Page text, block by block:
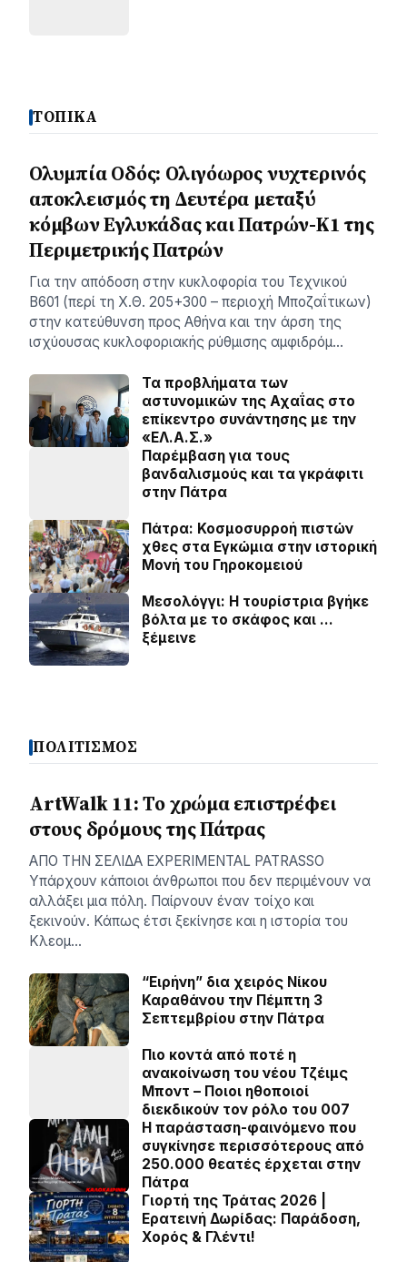
ΤΟΠΙΚΑ
Ολυμπία Οδός: Ολιγόωρος νυχτερινός
αποκλεισμός τη Δευτέρα μεταξύ
κόμβων Εγλυκάδας και Πατρών-Κ1 της
Περιμετρικής Πατρών
Για την απόδοση στην κυκλοφορία του Τεχνικού
Β601 (περί τη Χ.Θ. 205+300 – περιοχή Μποζαΐτικων)
στην κατεύθυνση προς Αθήνα και την άρση της
ισχύουσας κυκλοφοριακής ρύθμισης αμφιδρόμ…
Τα προβλήματα των
αστυνομικών της Αχαΐας στο
επίκεντρο συνάντησης με την
«ΕΛ.Α.Σ.»
Παρέμβαση για τους
βανδαλισμούς και τα γκράφιτι
στην Πάτρα
Πάτρα: Κοσµοσυρροή πιστών
χθες στα Εγκώµια στην ιστορική
Μονή του Γηροκοµειού
Μεσολόγγι: Η τουρίστρια βγήκε
βόλτα με το σκάφος και …
ξέμεινε
ΠΟΛΙΤΙΣΜΟΣ
ArtWalk 11: Το χρώμα επιστρέφει
στους δρόμους της Πάτρας
AΠΟ ΤΗΝ ΣΕΛΙΔΑ EXPERIMENTAL PATRASSO
Υπάρχουν κάποιοι άνθρωποι που δεν περιμένουν να
αλλάξει μια πόλη. Παίρνουν έναν τοίχο και
ξεκινούν. Κάπως έτσι ξεκίνησε και η ιστορία του
Κλεομ…
“Ειρήνη” δια χειρός Νίκου
Καραθάνου την Πέμπτη 3
Σεπτεμβρίου στην Πάτρα
Πιο κοντά από ποτέ η
ανακοίνωση του νέου Τζέιμς
Μποντ – Ποιοι ηθοποιοί
διεκδικούν τον ρόλο του 007
Η παράσταση-φαινόμενο που
συγκίνησε περισσότερους από
250.000 θεατές έρχεται στην
Πάτρα
Γιορτή της Τράτας 2026 |
Ερατεινή Δωρίδας: Παράδοση,
Χορός & Γλέντι!